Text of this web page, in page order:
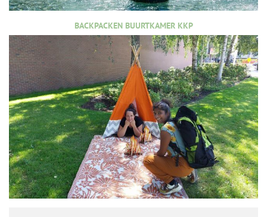
BACKPACKEN BUURTKAMER KKP